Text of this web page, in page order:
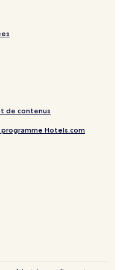
de contenus
Hotels.com